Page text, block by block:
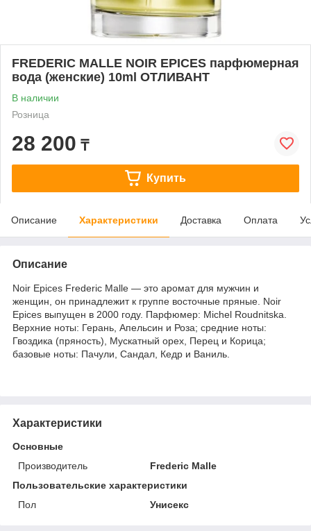
FREDERIC MALLE NOIR EPICES парфюмерная
вода (женские) 10ml ОТЛИВАНТ
В наличии
Розница
28 200 ₸
Купить
Описание Характеристики Доставка Оплата
Описание
Noir Epices Frederic Malle — это аромат для мужчин и
женщин, он принадлежит к группе восточные пряные. Noir
Epices выпущен в 2000 году. Парфюмер: Michel Roudnitska.
Верхние ноты: Герань, Апельсин и Роза; средние ноты:
Гвоздика (пряность), Мускатный орех, Перец и Корица;
базовые ноты: Пачули, Сандал, Кедр и Ваниль.
Характеристики
Основные
Производитель
Frederic Malle
Пользовательские характеристики
Пол
Унисекс